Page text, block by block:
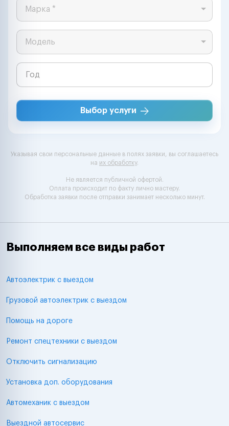
Марка *
Модель
Выбор услуги
Указывая свои персональные данные в полях заявки, вы соглашаетесь
на их обработку.
Не является публичной офертой.
Оплата происходит по факту лично мастеру.
Обработка заявки после отправки занимает несколько минут.
Выполняем все виды работ
Автоэлектрик с выездом
Грузовой автоэлектрик с выездом
Помощь на дороге
Ремонт спецтехники с выездом
Отключить сигнализацию
Установка доп. оборудования
Автомеханик с выездом
Выездной автосервис